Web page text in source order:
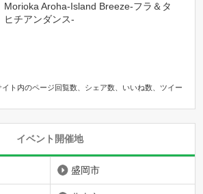
Morioka Aroha-Island Breeze-フラ＆タ
ヒチアンダンス-
ト内のページ回覧数、シェア数、いいね数、ツイー
イベント開催地
盛岡市